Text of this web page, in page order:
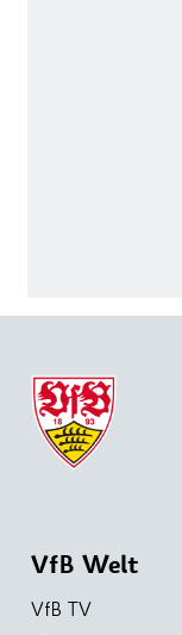
VfB Welt
VfB TV